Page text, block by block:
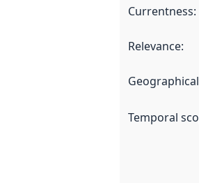
Currentness:
Relevance:
Temporal